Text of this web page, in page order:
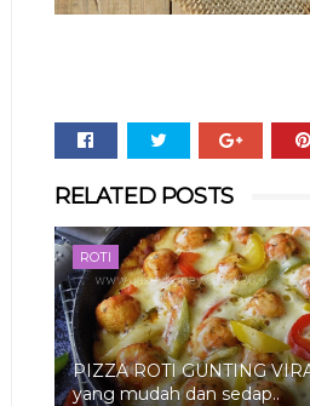
RELATED POSTS
ROTI
PIZZA ROTI GUNTING
yang mudah dan sedap..